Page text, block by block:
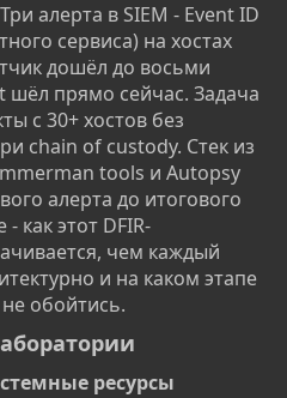
алерта в SIEM - Event ID
сервиса) на хостах
дошёл до восьми
прямо сейчас. Задача
с 30+ хостов без
chain of custody. Стек из
tools и Autopsy
алерта до итогового
как этот DFIR-
чем каждый
и на каком этапе
обойтись.
ресурсы​